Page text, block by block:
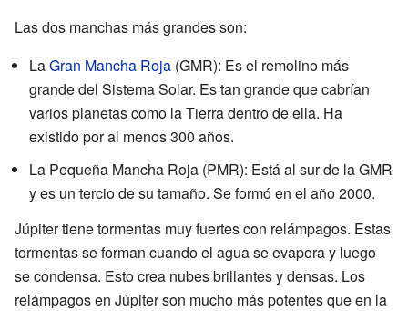
Las dos manchas más grandes son:
LaGran Mancha Roja (GMR): Es el remolino más
grande del Sistema Solar. Es tan grande que cabrían
varios planetas como la Tierra dentro de ella. Ha
existido por al menos 300 años.
La Pequeña Mancha Roja (PMR): Está al sur de la GMR
y es un tercio de su tamaño. Se formó en el año 2000.
Júpiter tiene tormentas muy fuertes con relámpagos. Estas
tormentas se forman cuando el agua se evapora y luego
se condensa. Esto crea nubes brillantes y densas. Los
relámpagos en Júpiter son mucho más potentes que en la